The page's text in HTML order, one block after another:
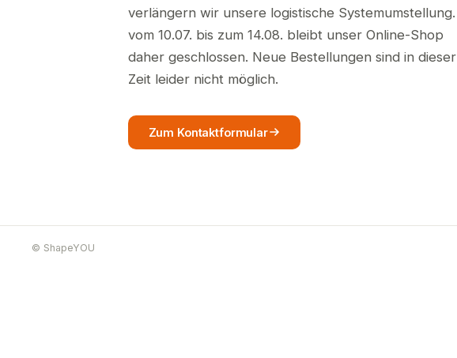
verlängern wir unsere logistische Systemumstellung.
vom 10.07. bis zum 14.08. bleibt unser Online-Shop
daher geschlossen. Neue Bestellungen sind in dieser
Zeit leider nicht möglich.
Zum Kontaktformular
© ShapeYOU